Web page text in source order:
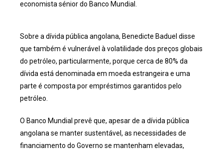
economista sénior do Banco Mundial.
Sobre a dívida pública angolana, Benedicte Baduel disse
que também é vulnerável à volatilidade dos preços globais
do petróleo, particularmente, porque cerca de 80% da
dívida está denominada em moeda estrangeira e uma
parte é composta por empréstimos garantidos pelo
petróleo.
O Banco Mundial prevê que, apesar de a dívida pública
angolana se manter sustentável, as necessidades de
financiamento do Governo se mantenham elevadas,